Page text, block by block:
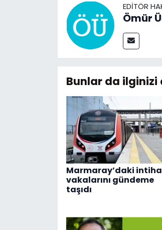
EDITÖR
Ömür
Bunlar da ilginizi
Marmaray’daki
vakalarını gündeme
taşıdı